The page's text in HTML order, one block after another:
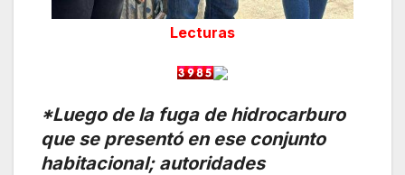
Lecturas
*Luego de la fuga de hidrocarburo
que se presentó en ese conjunto
habitacional; autoridades